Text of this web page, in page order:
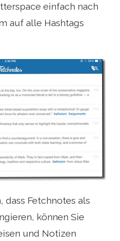
einfach nach
auf alle Hashtags
dass Fetchnotes als
können Sie
und Notizen